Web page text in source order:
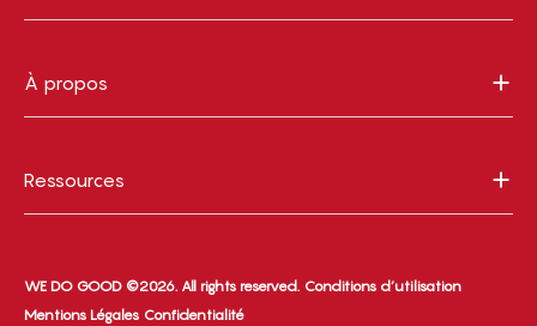
À propos
Ressources
WE DO GOOD ©2026. All rights reserved. Conditions d’utilisation
Mentions Légales Confidentialité